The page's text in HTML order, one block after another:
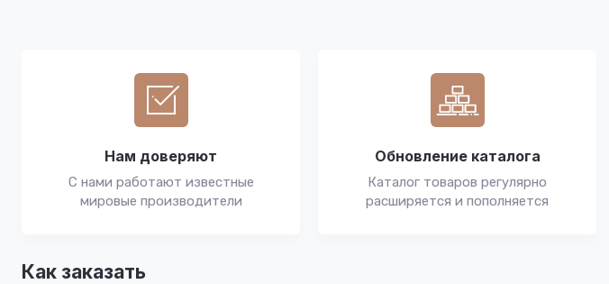
Нам доверяют
С нами работают известные
мировые производители
Обновление каталога
Каталог товаров регулярно
расширяется и пополняется
Как заказать